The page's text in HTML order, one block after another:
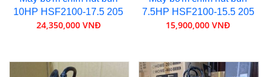
10HP HSF2100-17.5 205
24,350,000 VNĐ
7.5HP HSF2100-15.5 205
15,900,000 VNĐ